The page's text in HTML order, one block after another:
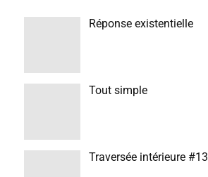
Réponse existentielle
Tout simple
Traversée intérieure #13